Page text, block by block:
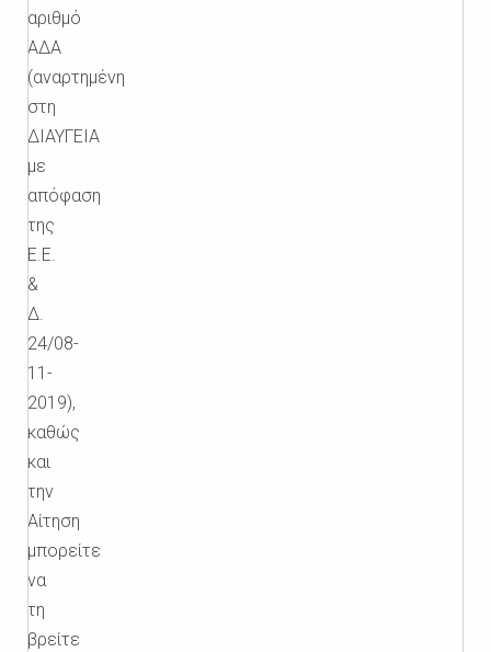
αριθμό
ΑΔΑ
(αναρτημένη
στη
ΔΙΑΥΓΕΙΑ
με
απόφαση
της
Ε.Ε.
&
Δ.
24/08-
11-
2019),
καθώς
και
την
Αίτηση
μπορείτε
να
τη
βρείτε